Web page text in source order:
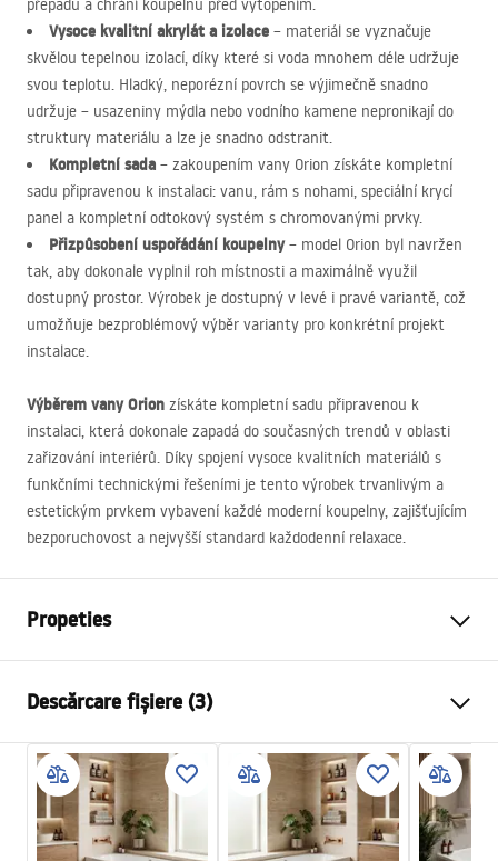
přepadu a chrání koupelnu před vytopením.
Vysoce kvalitní akrylát a izolace – materiál se vyznačuje
skvělou tepelnou izolací, díky které si voda mnohem déle udržuje
svou teplotu. Hladký, neporézní povrch se výjimečně snadno
udržuje – usazeniny mýdla nebo vodního kamene nepronikají do
struktury materiálu a lze je snadno odstranit.
Kompletní sada – zakoupením vany Orion získáte kompletní
sadu připravenou k instalaci: vanu, rám s nohami, speciální krycí
panel a kompletní odtokový systém s chromovanými prvky.
Přizpůsobení uspořádání koupelny– model Orion byl navržen
tak, aby dokonale vyplnil roh místnosti a maximálně využil
dostupný prostor. Výrobek je dostupný v levé i pravé variantě, což
umožňuje bezproblémový výběr varianty pro konkrétní projekt
instalace.
Výběrem vany Orion získáte kompletní sadu připravenou k
instalaci, která dokonale zapadá do současných trendů v oblasti
zařizování interiérů. Díky spojení vysoce kvalitních materiálů s
funkčními technickými řešeními je tento výrobek trvanlivým a
estetickým prvkem vybavení každé moderní koupelny, zajišťujícím
bezporuchovost a nejvyšší standard každodenní relaxace.
Propeties
Culoare
Material
Acrilic
Lungime
1595
mm
Latime
750mm
Inalime
560mm
Descărcare fișiere (3)
Informații de siguranță
WARUNKI_BEZPIECZENSTWA_WANNY.pdf